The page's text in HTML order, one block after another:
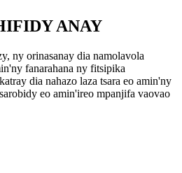
ANAY
ny orinasanay dia namolavola
fanarahana ny fitsipika
dia nahazo laza tsara eo amin'ny
eo amin'ireo mpanjifa vaovao